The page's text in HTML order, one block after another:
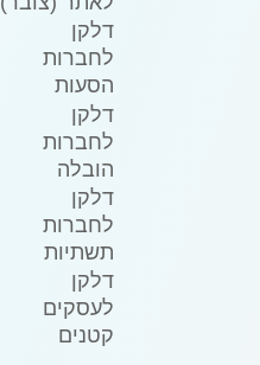
דלקן
לחברות
הסעות
דלקן
לחברות
הובלה
דלקן
לחברות
תשתיות
דלקן
לעסקים
קטנים